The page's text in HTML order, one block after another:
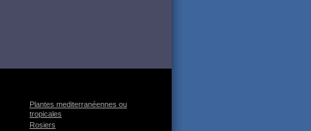
Plantes mediterranéennes ou
tropicales
Rosiers